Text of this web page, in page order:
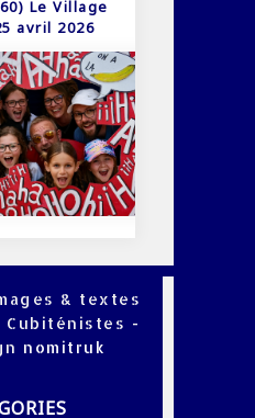
Le Village
avril 2026
& textes
Cubiténistes -
nomitruk